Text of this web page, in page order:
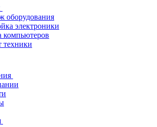
оборудования
электроники
компьютеров
техники